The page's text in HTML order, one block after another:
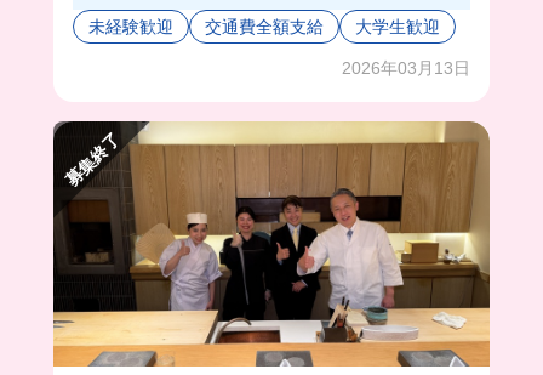
ドリンクもおしゃれだし、スタッフさんの制服も
おしゃれすぎて、最初私服で働いてると思った😳
ここでバイトするだけでテンション上がるよ💕💕
未経験歓迎 交通費全額支給 大学生歓迎
2026年03月13日
募集終了